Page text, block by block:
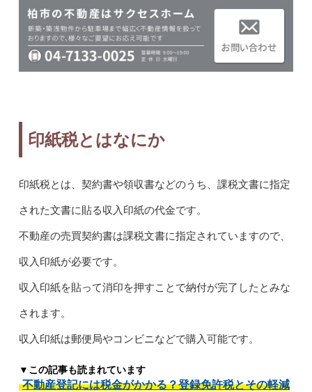
印紙税とはなにか
印紙税とは、契約書や領収書などのうち、課税文書に指定
された文書に貼る収入印紙の代金です。
不動産の売買契約書は課税文書に指定されていますので、
収入印紙が必要です。
収入印紙を貼って消印を押すことで納付が完了したとみな
されます。
収入印紙は郵便局やコンビニなどで購入可能です。
▼この記事も読まれています
不動産登記には税金がかかる？登録免許税とその軽減